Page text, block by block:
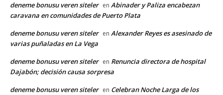
deneme bonusu veren siteler en Abinader y Paliza encabezan
caravana en comunidades de Puerto Plata
deneme bonusu veren siteler en Alexander Reyes es asesinado de
varias puñaladas en La Vega
deneme bonusu veren siteler en Renuncia directora de hospital
Dajabón; decisión causa sorpresa
deneme bonusu veren siteler en Celebran Noche Larga de los